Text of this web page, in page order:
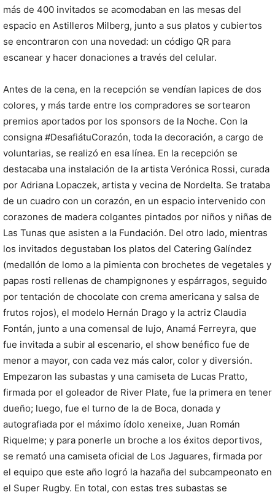
más de 400 invitados se acomodaban en las mesas del
espacio en Astilleros Milberg, junto a sus platos y cubiertos
se encontraron con una novedad: un código QR para
escanear y hacer donaciones a través del celular.
Antes de la cena, en la recepción se vendían lapices de dos
colores, y más tarde entre los compradores se sortearon
premios aportados por los sponsors de la Noche. Con la
consigna #DesafiátuCorazón, toda la decoración, a cargo de
voluntarias, se realizó en esa línea. En la recepción se
destacaba una instalación de la artista Verónica Rossi, curada
por Adriana Lopaczek, artista y vecina de Nordelta. Se trataba
de un cuadro con un corazón, en un espacio intervenido con
corazones de madera colgantes pintados por niños y niñas de
Las Tunas que asisten a la Fundación. Del otro lado, mientras
los invitados degustaban los platos del Catering Galíndez
(medallón de lomo a la pimienta con brochetes de vegetales y
papas rosti rellenas de champignones y espárragos, seguido
por tentación de chocolate con crema americana y salsa de
frutos rojos), el modelo Hernán Drago y la actriz Claudia
Fontán, junto a una comensal de lujo, Anamá Ferreyra, que
fue invitada a subir al escenario, el show benéfico fue de
menor a mayor, con cada vez más calor, color y diversión.
Empezaron las subastas y una camiseta de Lucas Pratto,
firmada por el goleador de River Plate, fue la primera en tener
dueño; luego, fue el turno de la de Boca, donada y
autografiada por el máximo ídolo xeneixe, Juan Román
Riquelme; y para ponerle un broche a los éxitos deportivos,
se remató una camiseta oficial de Los Jaguares, firmada por
el equipo que este año logró la hazaña del subcampeonato en
el Super Rugby. En total, con estas tres subastas se